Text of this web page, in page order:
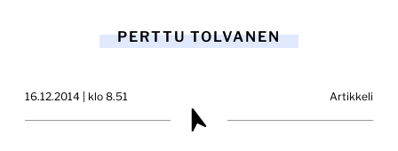
PERTTU TOLVANEN
16.12.2014 | klo 8.51 Artikkeli